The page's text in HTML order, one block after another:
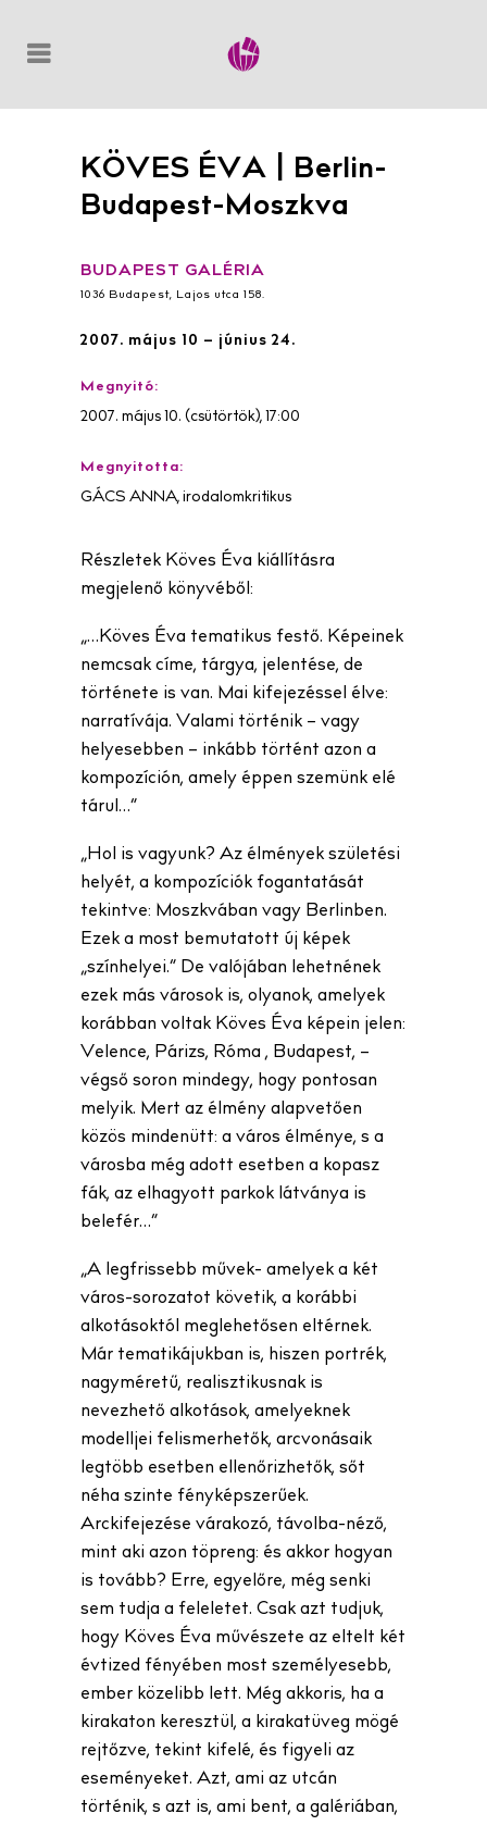
KÖVES ÉVA | Berlin-
Budapest-Moszkva
BUDAPEST GALÉRIA
1036 Budapest, Lajos utca 158.
2007. május 10 – június 24.
Megnyitó:
2007. május 10. (csütörtök), 17:00
Megnyitotta:
GÁCS ANNA, irodalomkritikus
Részletek Köves Éva kiállításra
megjelenő könyvéből:
„…Köves Éva tematikus festő. Képeinek
nemcsak címe, tárgya, jelentése, de
története is van. Mai kifejezéssel élve:
narratívája. Valami történik – vagy
helyesebben – inkább történt azon a
kompozíción, amely éppen szemünk elé
tárul…”
„Hol is vagyunk? Az élmények születési
helyét, a kompozíciók fogantatását
tekintve: Moszkvában vagy Berlinben.
Ezek a most bemutatott új képek
„színhelyei.” De valójában lehetnének
ezek más városok is, olyanok, amelyek
korábban voltak Köves Éva képein jelen:
Velence, Párizs, Róma , Budapest, –
végső soron mindegy, hogy pontosan
melyik. Mert az élmény alapvetően
közös mindenütt: a város élménye, s a
városba még adott esetben a kopasz
fák, az elhagyott parkok látványa is
belefér…”
„A legfrissebb művek- amelyek a két
város-sorozatot követik, a korábbi
alkotásoktól meglehetősen eltérnek.
Már tematikájukban is, hiszen portrék,
nagyméretű, realisztikusnak is
nevezhető alkotások, amelyeknek
modelljei felismerhetők, arcvonásaik
legtöbb esetben ellenőrizhetők, sőt
néha szinte fényképszerűek.
Arckifejezése várakozó, távolba-néző,
mint aki azon töpreng: és akkor hogyan
is tovább? Erre, egyelőre, még senki
sem tudja a feleletet. Csak azt tudjuk,
hogy Köves Éva művészete az eltelt két
évtized fényében most személyesebb,
ember közelibb lett. Még akkoris, ha a
kirakaton keresztül, a kirakatüveg mögé
rejtőzve, tekint kifelé, és figyeli az
eseményeket. Azt, ami az utcán
történik, s azt is, ami bent, a galériában,